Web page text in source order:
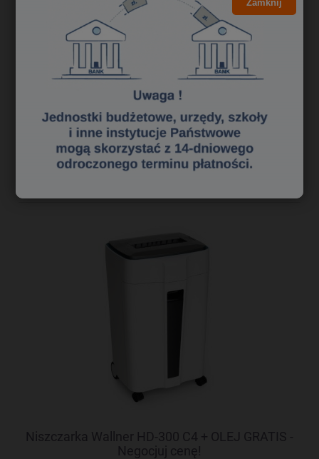
4,23 zł
do koszyka
« 1 2 3 »
Niszczarka Wallner HD-300 C4 + OLEJ GRATIS -
Negocjuj cenę!
Zamknij